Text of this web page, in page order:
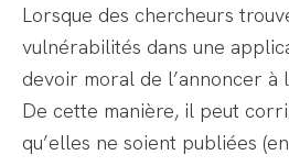
Lorsque des chercheurs
vulnérabilités dans une
devoir moral de l’annoncer à
De cette manière, il peut
qu’elles ne soient publiées